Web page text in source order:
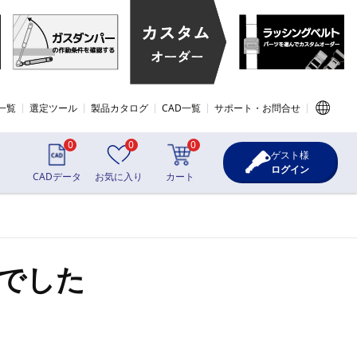
覧 選定ツール 製品カタログ CAD一覧 サポート・お問合せ
0
CADデータ
0
お気に入り
0
カート
ゲスト様
ログイン
した